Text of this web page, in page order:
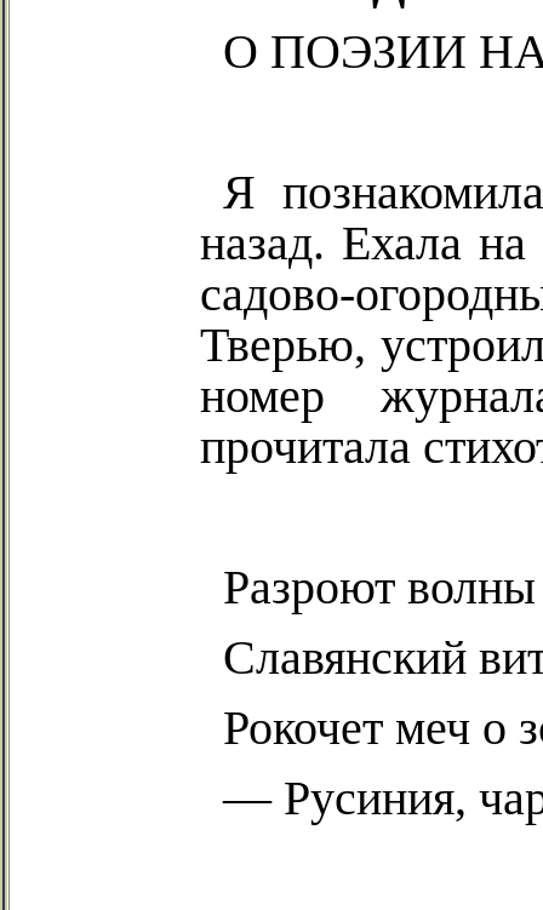
О ПОЭЗИИ
Я
назад. Ехала
садово-
Тверью,
номер
прочитала
Разроют
Славянский
Рокочет меч о
— Русиния,